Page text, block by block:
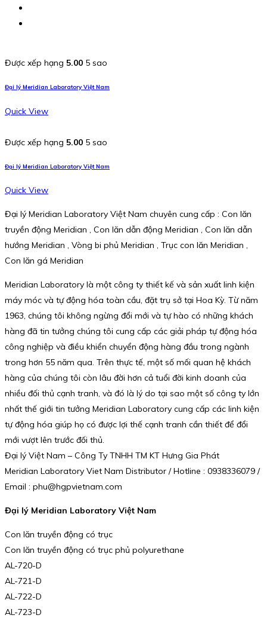
Được xếp hạng 5.00 5 sao
Đại lý Meridian Laboratory Việt Nam
Quick View
Được xếp hạng 5.00 5 sao
Đại lý Meridian Laboratory Việt Nam
Quick View
Đại lý Meridian Laboratory Việt Nam chuyên cung cấp : Con lăn
truyền động Meridian , Con lăn dẫn động Meridian , Con lăn dẫn
hướng Meridian , Vòng bi phủ Meridian , Trục con lăn Meridian ,
Con lăn gá Meridian
Meridian Laboratory là một công ty thiết kế và sản xuất linh kiện
máy móc và tự động hóa toàn cầu, đặt trụ sở tại Hoa Kỳ. Từ năm
1963, chúng tôi không ngừng đổi mới và tự hào có những khách
hàng đã tin tưởng chúng tôi cung cấp các giải pháp tự động hóa
công nghiệp và điều khiển chuyển động hàng đầu trong ngành
trong hơn 55 năm qua. Trên thực tế, một số mối quan hệ khách
hàng của chúng tôi còn lâu đời hơn cả tuổi đời kinh doanh của
nhiều đối thủ cạnh tranh, và đó là lý do tại sao một số công ty lớn
nhất thế giới tin tưởng Meridian Laboratory cung cấp các linh kiện
tự động hóa giúp họ có được lợi thế cạnh tranh cần thiết để đổi
mới vượt lên trước đối thủ.
Đại lý Việt Nam – Công Ty TNHH TM KT Hưng Gia Phát
Meridian Laboratory Viet Nam Distributor / Hotline : 0938336079 /
Email : phu@hgpvietnam.com
Đại lý Meridian Laboratory Việt Nam
Con lăn truyền động có trục
Con lăn truyền động có trục phủ polyurethane
AL-720-D
AL-721-D
AL-722-D
AL-723-D